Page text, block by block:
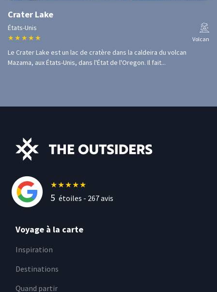
Crater Lake
États-Unis
★ ★ ★ ★ ★ Volcan
Le Crater Lake est un lac de cratère dans la caldeira du volcan
Mazama, aux États-Unis, dans l'État de l'Oregon. Il fait...
★★★★★
5 étoiles - 267avis
Voyage à la carte
Inspiration
Destinations
Quand partir